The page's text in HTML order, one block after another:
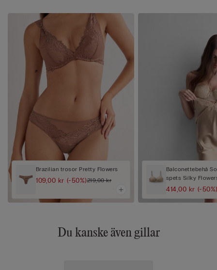
Brazilian trosor Pretty Flowers
109,00 kr (-50%)219,00 kr
Balconettebehå
spets Silky
414,00 kr (-
Du kanske även gillar